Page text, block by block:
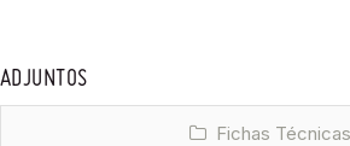
ADJUNTOS
Fichas Técnicas